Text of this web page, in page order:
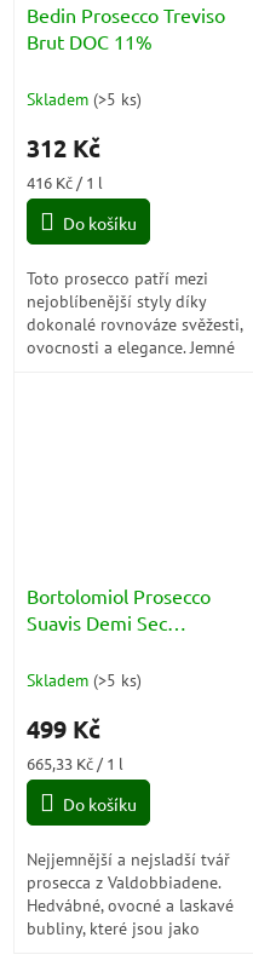
Bedin Prosecco Treviso
Brut DOC 11%
Skladem (>5 ks)
312 Kč
Měrná
cena:
416 Kč / 1 l
Do košíku
Toto prosecco patří mezi
nejoblíbenější styly díky
dokonalé rovnováze svěžesti,
ovocnosti a elegance. Jemné
Bortolomiol Prosecco
Suavis Demi Sec
Valdobbiadene Superiore
Skladem (>5 ks)
499 Kč
Měrná
cena:
665,33 Kč / 1 l
Do košíku
Nejjemnější a nejsladší tvář
prosecca z Valdobbiadene.
Hedvábné, ovocné a laskavé
bubliny, které jsou jako